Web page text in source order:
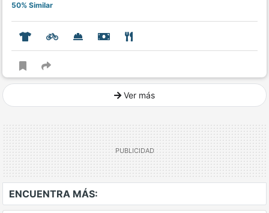
50% Similar
Ver más
ENCUENTRA MÁS: